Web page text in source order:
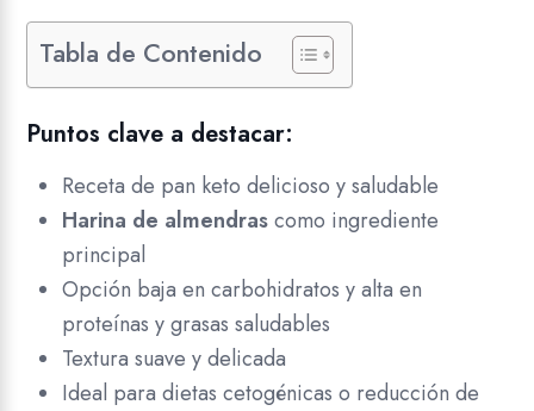
Tabla de Contenido
Puntos clave a destacar:
Receta de pan keto delicioso y saludable
Harina de almendrascomo ingrediente
principal
Opción baja en carbohidratos y alta en
proteínas y grasas saludables
Textura suave y delicada
Ideal para dietas cetogénicas o reducción de